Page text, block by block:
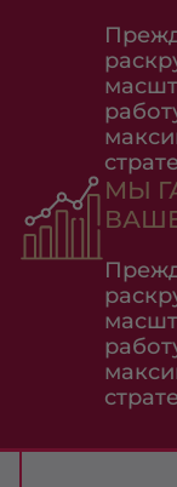
МЫ